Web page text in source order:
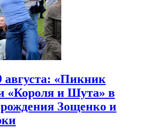
августа: «Пикник
«Короля и Шута» в
Зощенко и